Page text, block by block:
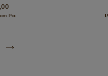
Pix